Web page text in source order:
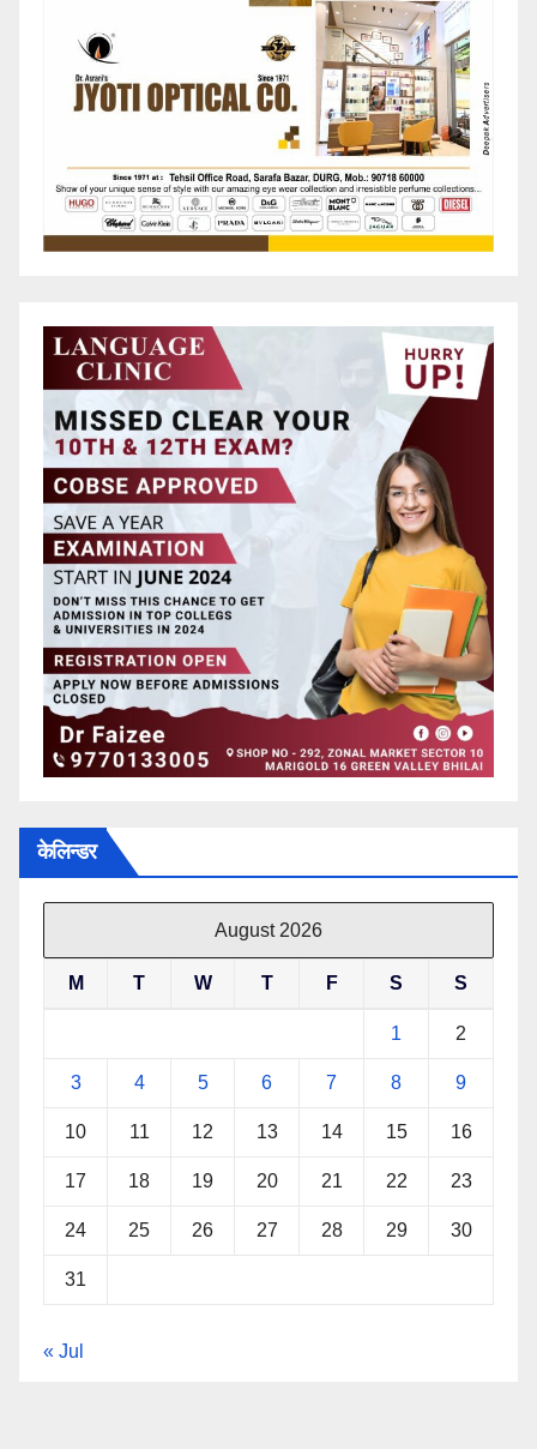
केलिन्डर
August 2026
M T W T F S S
1 2
3 4 5 6 7 8 9
10 11 12 13 14 15 16
17 18 19 20 21 22 23
24 25 26 27 28 29 30
31
« Jul